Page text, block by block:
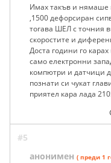
Имах такъв и нямаше
,1500 дефорсиран
тогава ШЕЛ с точния
скоростите и
Доста години го
само електронни
компютри и датчици
познати си чукат
приятел кара лада
#5
анонимен ( преди 1